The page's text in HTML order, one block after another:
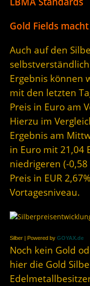
Gold Fields
Auch auf den
Ergebnis können
mit den letzten
Preis in Euro am
Hierzu im
Ergebnis am
in Euro mit 21,04
niedrigeren (-0,58
Preis in EUR
Vortagesniveau.
Silber | Powered by GOYAX.de
Noch kein Gold
hier die Gold